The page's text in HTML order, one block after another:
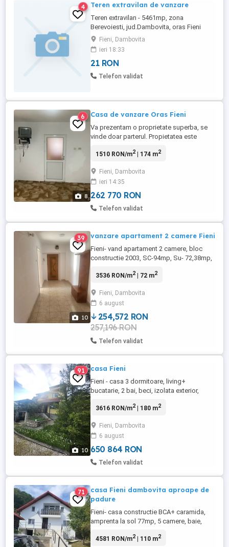
4 Teren extravilan de vanzare
Teren extravilan - 5461mp, zona
Berevoiesti, jud.Dambovita, oras Fieni
Terenul are cadastru și intabulare.
Fieni, Dambovita
ieri 18:33
21 RON
Telefon validat
8
6 Casa de vanzare Oras Fieni
Va prezentam o proprietate superba, se
vinde doar parterul. Propietatea este
la distanta egala de Sinaia si Targoviste (
si functionala cu camere mari si inalte,
formata din 3 dormitoare, 1 sufragerie,
bucătărie, cămară,baie ...
1510 RON/m2| 174 m2
Fieni, Dambovita
ieri 14:35
262 770 RON
Telefon validat
10
39 vanzare apartament 2 camere Fieni
Fieni- vand apartament 2 camere, bloc
constructie 2003, SC-94mp, Su- 72,38mp,
termica, parchet lemn, termopan , pret
3536 RON/m2| 72 m2
Fieni, Dambovita
6 august
254,572 RON
257,196 RON
Telefon validat
10
91 casa Fieni
Fieni - casa 3 dormitoare, living+
bucatarie, 2 bai, beci, izolata exterior,
toate utilitatile, apa curenta si fantana
linistita, pret 124000Euro
3616 RON/m2| 180 m2
Fieni, Dambovita
6 august
650 864 RON
Telefon validat
71
casa Fieni dambovita aproape de
padure
Fieni- casa constructie BCA+ caramida,
amprenta la sol 77mp, 5 camere, baie,
beci, camera baie , balcon, izolata exterior
4581 RON/m2| 110 m2